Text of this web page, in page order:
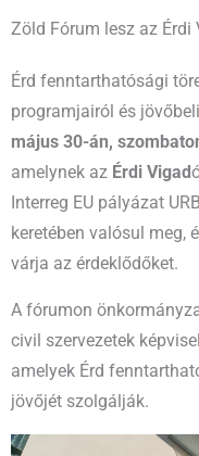
Zöld Fórum lesz az
Érd fenntarthatósági
programjairól és
május 30-án,
amelynek az Érdi Vigad
Interreg EU pályázat
keretében valósul meg,
várja az érdeklődőket.
A fórumon
civil szervezetek
amelyek Érd
jövőjét szolgálják.